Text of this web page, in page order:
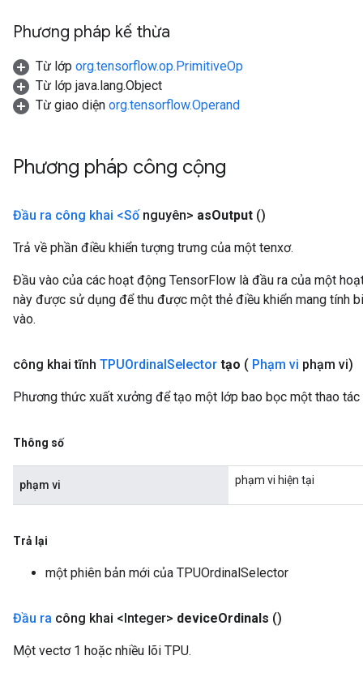
Phương pháp kế thừa
Từ lớp org.tensorflow.op.PrimitiveOp
Từ lớp java.lang.Object
Từ giao diện org.tensorflow.Operand
Phương pháp công cộng
Đầu ra công khai <Sốnguyên> asOutput ()
Trả về phần điều khiển tượng trưng của một tenxơ.
Đầu vào của các hoạt động TensorFlow là đầu ra của một
này được sử dụng để thu được một thẻ điều khiển mang tính
vào.
công khai tĩnh TPUOrdinalSelector tạo ( Phạm vi phạm vi)
Phương thức xuất xưởng để tạo một lớp bao bọc một thao
Thông số
phạm vi phạm vi hiện tại
Trả lại
một phiên bản mới của TPUOrdinalSelector
Đầu ra công khai <Integer> deviceOrdinals ()
Một vectơ 1 hoặc nhiều lõi TPU.